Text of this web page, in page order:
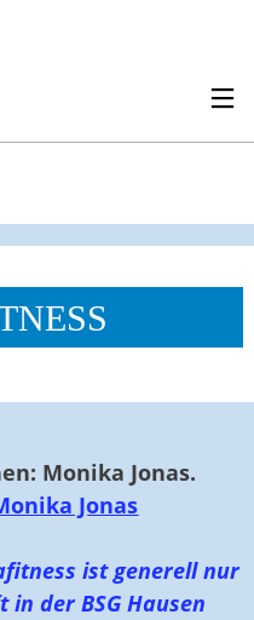
Monika Jonas.
Jonas
ist generell nur
der BSG Hausen